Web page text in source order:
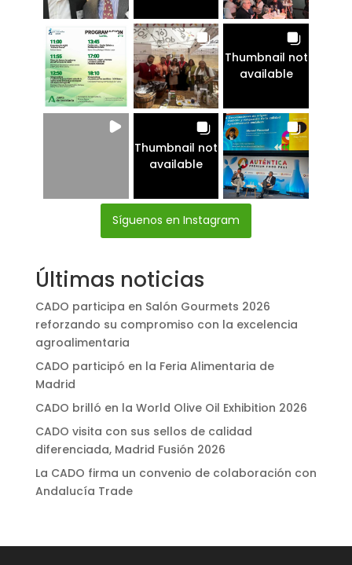
Thumbnail not
available
Thumbnail not
available
Síguenos en Instagram
Últimas noticias
CADO participa en Salón Gourmets 2026
reforzando su compromiso con la excelencia
agroalimentaria
CADO participó en la Feria Alimentaria de
Madrid
CADO brilló en la World Olive Oil Exhibition 2026
CADO visita con sus sellos de calidad
diferenciada, Madrid Fusión 2026
La CADO firma un convenio de colaboración con
Andalucía Trade